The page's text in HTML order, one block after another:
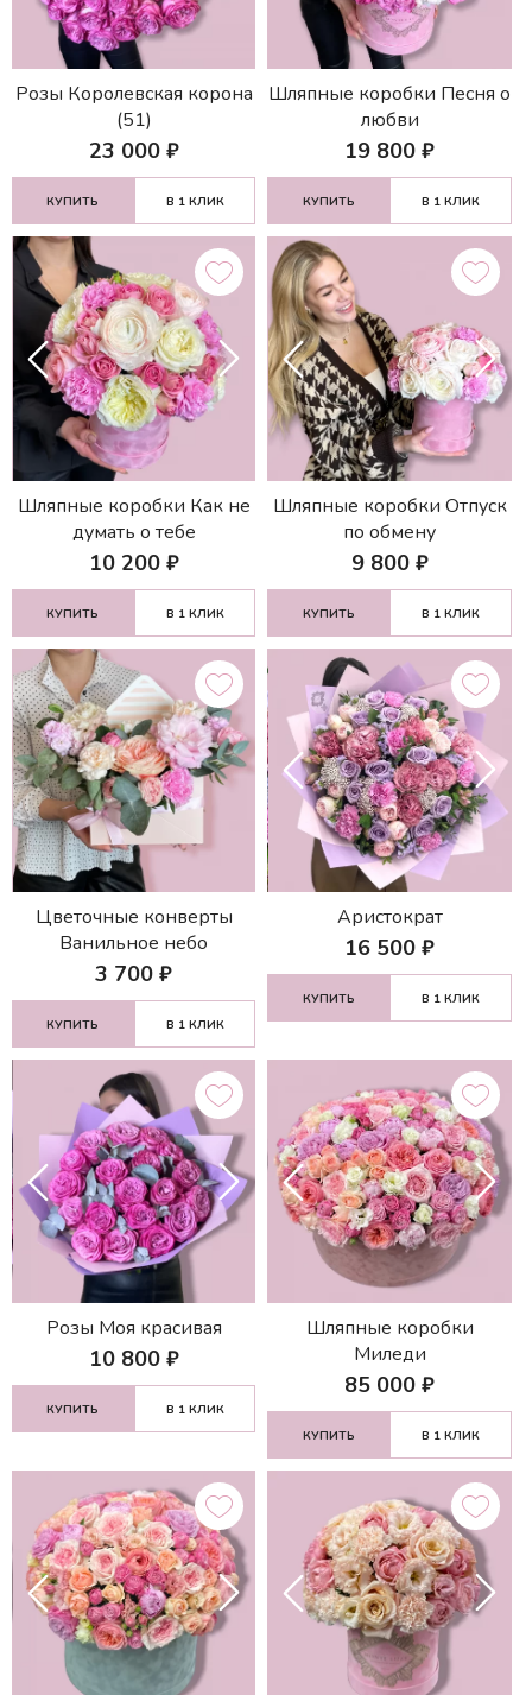
Розы Королевская корона
(51)
23 000₽
КУПИТЬ В 1 КЛИК
Шляпные коробки Песня о
любви
19 800 ₽
КУПИТЬ В 1 КЛИК
Шляпные коробки Как не
думать о тебе
10 200₽
КУПИТЬ В 1 КЛИК
Шляпные коробки Отпуск
по обмену
9 800₽
КУПИТЬ В 1 КЛИК
Цветочные конверты
Ванильное небо
3 700 ₽
КУПИТЬ В 1 КЛИК
Аристократ
16 500 ₽
КУПИТЬ В 1 КЛИК
Розы Моя красивая
10 800₽
КУПИТЬ В 1 КЛИК
Шляпные коробки
Миледи
85 000 ₽
КУПИТЬ В 1 КЛИК